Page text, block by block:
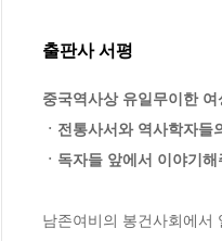
출판사 서평
중국역사상 유일무이한
ㆍ전통사서와 역사학자
ㆍ독자들 앞에서 이야기
남존여비의 봉건사회에서